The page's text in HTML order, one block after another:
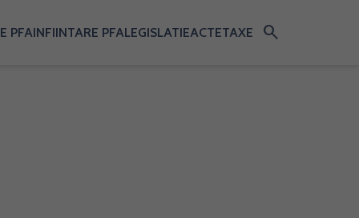
PFAINFIINTARE PFALEGISLATIEACTETAXE search